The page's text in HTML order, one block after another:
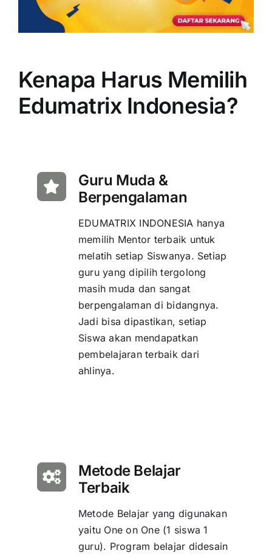
Kenapa Harus Memilih
Edumatrix Indonesia?
Guru Muda &
Berpengalaman
EDUMATRIX INDONESIA hanya
memilih Mentor terbaik untuk
melatih setiap Siswanya. Setiap
guru yang dipilih tergolong
masih muda dan sangat
berpengalaman di bidangnya.
Jadi bisa dipastikan, setiap
Siswa akan mendapatkan
pembelajaran terbaik dari
ahlinya.
Metode Belajar
Terbaik
Metode Belajar yang digunakan
yaitu One on One (1 siswa 1
guru). Program belajar didesain